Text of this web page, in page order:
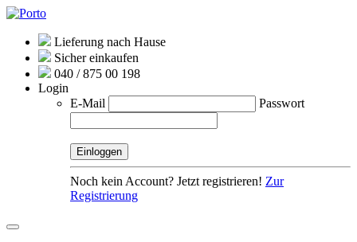
Lieferung nach Hause
Sicher einkaufen
040 / 875 00 198
Login
E-Mail
Passwort
Noch kein Account? Jetzt registrieren! Zur
Registrierung